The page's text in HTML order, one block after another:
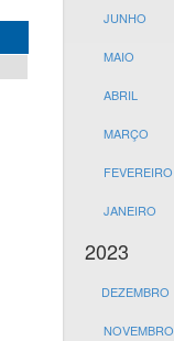
JUNHO
MAIO
ABRIL
MARÇO
FEVEREIRO
JANEIRO
2023
DEZEMBRO
NOVEMBRO